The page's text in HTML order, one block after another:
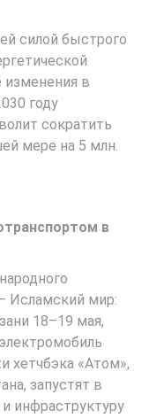
силой быстрого
изменения в
году
сократить
мере на 5 млн.
в
Исламский мир:
18–19 мая,
хетчбэка «Атом»,
запустят в
инфраструктуру